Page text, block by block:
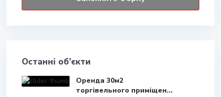
Останні об’єкти
Оренда 30м2
торгівельного приміщен...